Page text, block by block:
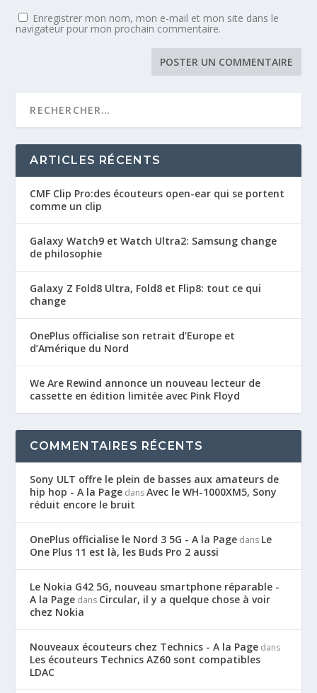
Enregistrer mon nom, mon e-mail et mon site dans le
navigateur pour mon prochain commentaire.
ARTICLES RÉCENTS
CMF Clip Pro:des écouteurs open-ear qui se portent
comme un clip
Galaxy Watch9 et Watch Ultra2: Samsung change
de philosophie
Galaxy Z Fold8 Ultra, Fold8 et Flip8: tout ce qui
change
OnePlus officialise son retrait d’Europe et
d’Amérique du Nord
We Are Rewind annonce un nouveau lecteur de
cassette en édition limitée avec Pink Floyd
COMMENTAIRES RÉCENTS
Sony ULT offre le plein de basses aux amateurs de
hip hop - A la Page dansAvec le WH-1000XM5, Sony
réduit encore le bruit
OnePlus officialise le Nord 3 5G - A la Page dans Le
One Plus 11 est là, les Buds Pro 2 aussi
Le Nokia G42 5G, nouveau smartphone réparable -
A la Page dans Circular, il y a quelque chose à voir
chez Nokia
Nouveaux écouteurs chez Technics - A la Page dans
Les écouteurs Technics AZ60 sont compatibles
LDAC